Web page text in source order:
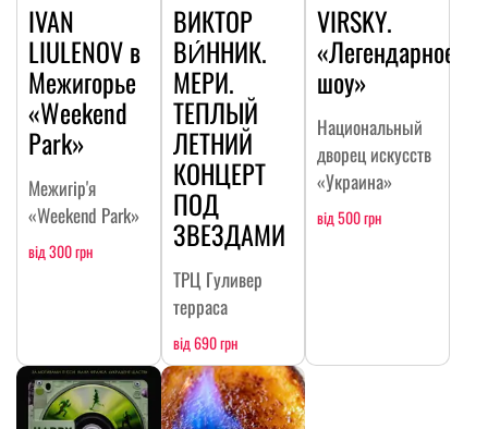
IVAN
LIULENOV в
Межигорье
«Weekend
Park»
Межигір'я
«Weekend Park»
від 300 грн
ВИКТОР
ВИ́ННИК.
МЕРИ.
ТЕПЛЫЙ
ЛЕТНИЙ
КОНЦЕРТ
ПОД
ЗВЕЗДАМИ
ТРЦ Гуливер
терраса
від 690 грн
VIRSKY.
«Легендарное
шоу»
Национальный
дворец искусств
«Украина»
від 500 грн